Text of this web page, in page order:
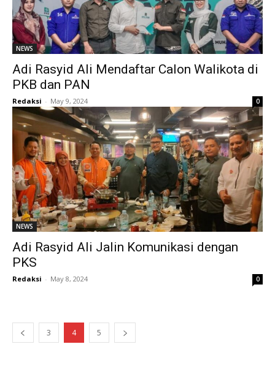
NEWS
Adi Rasyid Ali Mendaftar Calon Walikota di
PKB dan PAN
Redaksi - May 9, 2024 0
NEWS
Adi Rasyid Ali Jalin Komunikasi dengan
PKS
Redaksi - May 8, 2024 0
3 4 5